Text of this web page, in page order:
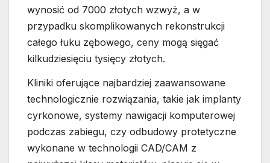
wynosić od 7000 złotych wzwyż, a w
przypadku skomplikowanych rekonstrukcji
całego łuku zębowego, ceny mogą sięgać
kilkudziesięciu tysięcy złotych.
Kliniki oferujące najbardziej zaawansowane
technologicznie rozwiązania, takie jak implanty
cyrkonowe, systemy nawigacji komputerowej
podczas zabiegu, czy odbudowy protetyczne
wykonane w technologii CAD/CAM z